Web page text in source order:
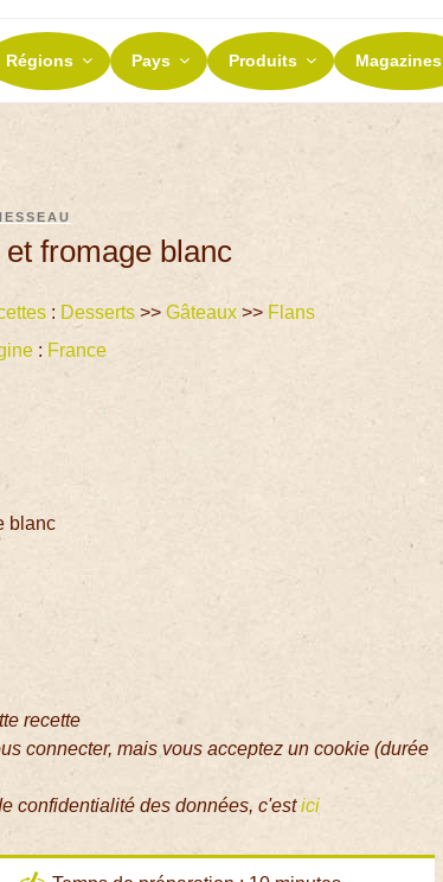
ET TERROIRS
de nos terroirs
Régions Pays Produits Magazines
fromage blanc
: Desserts >>Gâteaux >> Flans
: France
blanc
recette
connecter, mais vous acceptez un cookie (durée
confidentialité des données, c'estici